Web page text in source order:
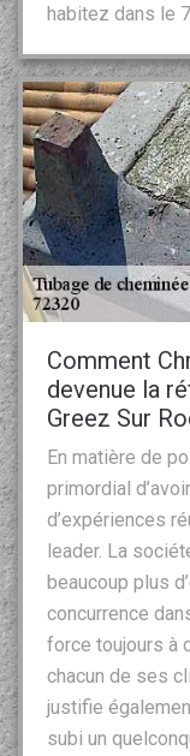
habitez dans le
Comment
devenue la
Greez Sur
En matière de
primordial
d’expériences
leader. La
beaucoup plus
concurrence
force toujours à
chacun de ses
justifie
subi un